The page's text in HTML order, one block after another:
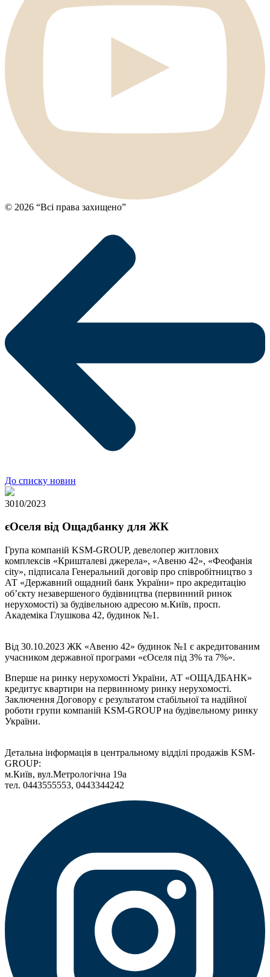
© 2026 “Всі права захищено”
До списку новин
3010/2023
єОселя від Ощадбанку для ЖК
Група компаній KSM-GROUP, девелопер житлових
комплексів «Кришталеві джерела», «Авеню 42», «Феофанія
city», підписала Генеральний договір про співробітництво з
АТ «Державний ощадний банк України» про акредитацію
об’єкту незавершеного будівництва (первинний ринок
нерухомості) за будівельною адресою м.Київ, просп.
Академіка Глушкова 42, будинок №1.
Від 30.10.2023 ЖК «Авеню 42» будинок №1 є акредитованим
учасником державної програми «єОселя під 3% та 7%».
Вперше на ринку нерухомості України, АТ «ОЩАДБАНК»
кредитує квартири на первинному ринку нерухомості.
Заключення Договору є результатом стабільної та надійної
роботи групи компаній KSM-GROUP на будівельному ринку
України.
Детальна інформація в центральному відділі продажів KSM-
GROUP:
м.Київ, вул.Метрологічна 19а
тел. 0443555553, 0443344242